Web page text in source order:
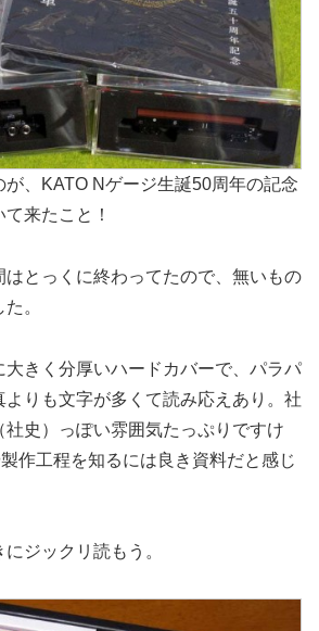
、KATO Nゲージ生誕50周年の記念
来たこと！
はとっくに終わってたので、無いもの
。
大きく分厚いハードカバーで、パラパ
よりも文字が多くて読み応えあり。社
社史）っぽい雰囲気たっぷりですけ
作工程を知るには良き資料だと感じ
ジックリ読もう。